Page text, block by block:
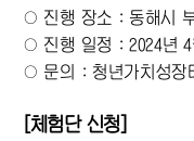
○ 진행 장소 : 동해시
○ 진행 일정 : 2024년 4
○ 문의 : 청년가치성장
체험단신청]